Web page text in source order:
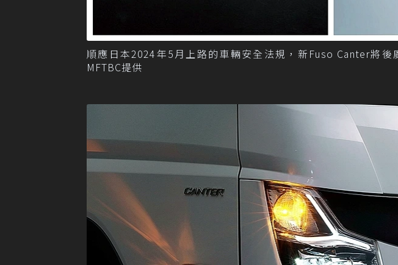
順應日本2024年5月上路的車輛安全法規，新Fuso Canter將
MFTBC提供